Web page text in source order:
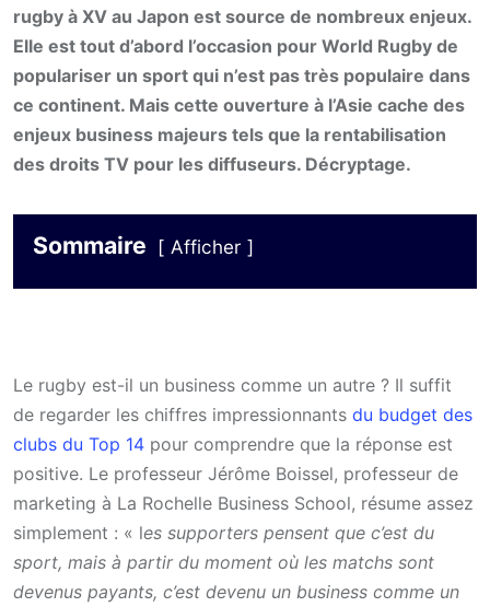
rugby à XV au Japon est source de nombreux enjeux.
Elle est tout d’abord l’occasion pour World Rugby de
populariser un sport qui n’est pas très populaire dans
ce continent. Mais cette ouverture à l’Asie cache des
enjeux business majeurs tels que la rentabilisation
des droits TV pour les diffuseurs. Décryptage.
Sommaire Afficher
Le rugby est-il un business comme un autre ? Il suffit
de regarder les chiffres impressionnants du budget des
clubs du Top 14 pour comprendre que la réponse est
positive. Le professeur Jérôme Boissel, professeur de
marketing à La Rochelle Business School, résume assez
simplement : « les supporters pensent que c’est du
sport, mais à partir du moment où les matchs sont
devenus payants, c’est devenu un business comme un